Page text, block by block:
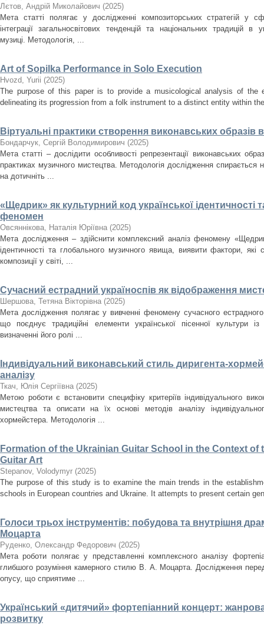
Лєтов, Андрій Миколайович (2025)
Мета статті полягає у дослідженні композиторських стратегій у
інтеграції загальносвітових тенденцій та національних традицій в
музиці. Методологія, ...
Art of Sopilka Performance in Solo Execution
Нvozd, Yurii (2025)
The purpose of this paper is to provide a musicological analysis of the
delineating its progression from a folk instrument to a distinct entity within
Віртуальні практики створення виконавських образів
Бондарчук, Сергій Володимирович (2025)
Мета статті – дослідити особливості репрезентації виконавських
практиках музичного мистецтва. Методологія дослідження спирається
на дотичніть ...
«Щедрик» як культурний код української ідентичності
феномен
Овсяннікова, Наталія Юріївна (2025)
Мета дослідження – здійснити комплексний аналіз феномену
ідентичності та глобального музичного явища, виявити фактори,
композиції у світі, ...
Сучасний естрадний україноспів як відображення
Шершова, Тетяна Вікторівна (2025)
Мета дослідження полягає у вивченні феномену сучасного
що поєднує традиційні елементи української пісенної культури
визначенні його ролі ...
Індивідуальний виконавський стиль диригента-
аналізу
Ткач, Юлія Сергіївна (2025)
Метою роботи є встановити специфіку критеріїв індивідуального
мистецтва та описати на їх основі методів аналізу
хормейстера. Методологія ...
Formation of the Ukrainian Guitar School in the Context of
Guitar Art
Stepanov, Volodymyr (2025)
The purpose of this study is to examine the main trends in the
schools in European countries and Ukraine. It attempts to present certain
Голоси трьох інструментів: побудова та внутрішня
Моцарта
Руденко, Олександр Федорович (2025)
Мета роботи полягає у представленні комплексного аналізу
глибшого розуміння камерного стилю В. А. Моцарта. Дослідження
опусу, що сприятиме ...
Український «дитячий» фортепіанний концерт:
розвитку